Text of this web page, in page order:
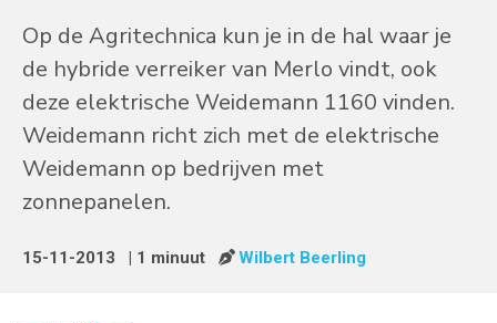
Op de Agritechnica kun je in de hal waar je
de hybride verreiker van Merlo vindt, ook
deze elektrische Weidemann 1160 vinden.
Weidemann richt zich met de elektrische
Weidemann op bedrijven met
zonnepanelen.
15-11-2013 | 1 minuut Wilbert Beerling